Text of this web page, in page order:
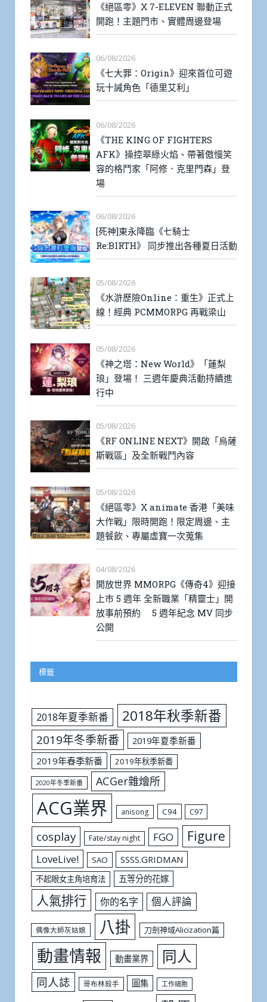
《絕區零》X 7-ELEVEN 聯動正式
開跑！主題門市、實體周邊登場
06/08/2026
《七大罪：Origin》迎來首位可遊
玩十誡角色「德里艾利」
06/08/2026
《THE KING OF FIGHTERS
AFK》操控翠綠火焰、帶著傲慢笑
容的格鬥家「阿修．克里門森」登
場
06/08/2026
[死神]東永降臨《七騎士
Re:BIRTH》 同步推出各種夏日活動
05/08/2026
《水滸歷險Online：重生》正式上
線！經典 PCMMORPG 再戰梁山
05/08/2026
《神之塔：New World》「蓮梨
琅」登場！ 三週年慶典活動持續進
行中
05/08/2026
《RF ONLINE NEXT》開啟「烏薩
斯戰區」及全新戰鬥內容
05/08/2026
《絕區零》X animate 香港「美味
大作戰」限時開跑！限定周邊、主
題餐飲、專屬虛寶一次蒐集
04/08/2026
開放世界 MMORPG《傳奇4》迎接
上市 5 週年 全新職業「精靈士」開
放事前預約 5 週年紀念 MV 同步
公開
標籤
2018年夏季新番 2018年秋季新番
2019年冬季新番
2019年夏季新番
2019年春季新番
2019年秋季新番
2020年冬季新番 ACGer雜燴所
ACG業界 anisong C94 C97
cosplay Fate/stay night FGO Figure
LoveLive! SAO SSSS.GRIDMAN
不起眼女主角培育法 五等分的花嫁
人氣排行 你的名字 個人評論
偶像大師灰姑娘 八掛 刀劍神域Alicization篇
動畫情報 動畫業界 同人
同人誌 哥布林殺手 圖集 工作細胞